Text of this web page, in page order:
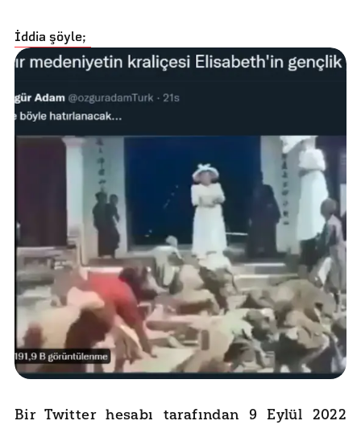
İddia şöyle;
Bir Twitter hesabı tarafından 9 Eylül 2022